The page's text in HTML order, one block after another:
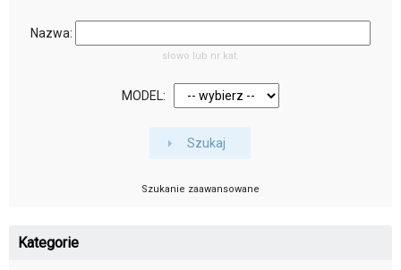
Nazwa:
słowo lub nr kat.
MODEL:
Szukaj
Szukanie zaawansowane
Kategorie